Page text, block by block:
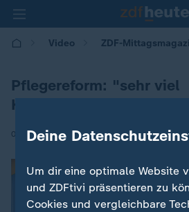
Video ZDF-
Pflegereform: "sehr viel
Klärungsbedarf"
04.06.2026 | 12:00
Deine
Um dir eine optimale Website
und ZDFtivi präsentieren zu
Cookies und vergleichbare